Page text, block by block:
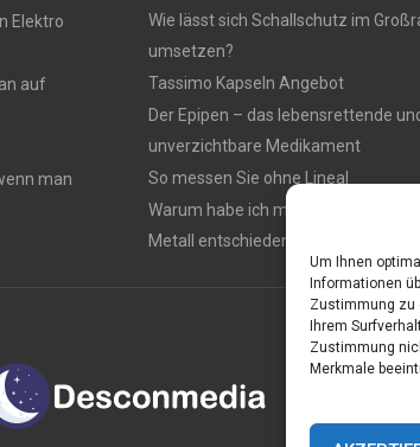
Um Ihnen
Informationen
Zustimmung zu
Ihrem
Zustimmung
Merkmale
Elektro
auf
man
Wie lässt sich Schallschutz im
umsetzen?
Tassimo Kapseln Angebot
Der Epipen – das lebensrettende
unverzichtbare Medikament
So messen Sie ohne Lineal
Warum habe ich mich für einen Zaun
Metall entschieden ?